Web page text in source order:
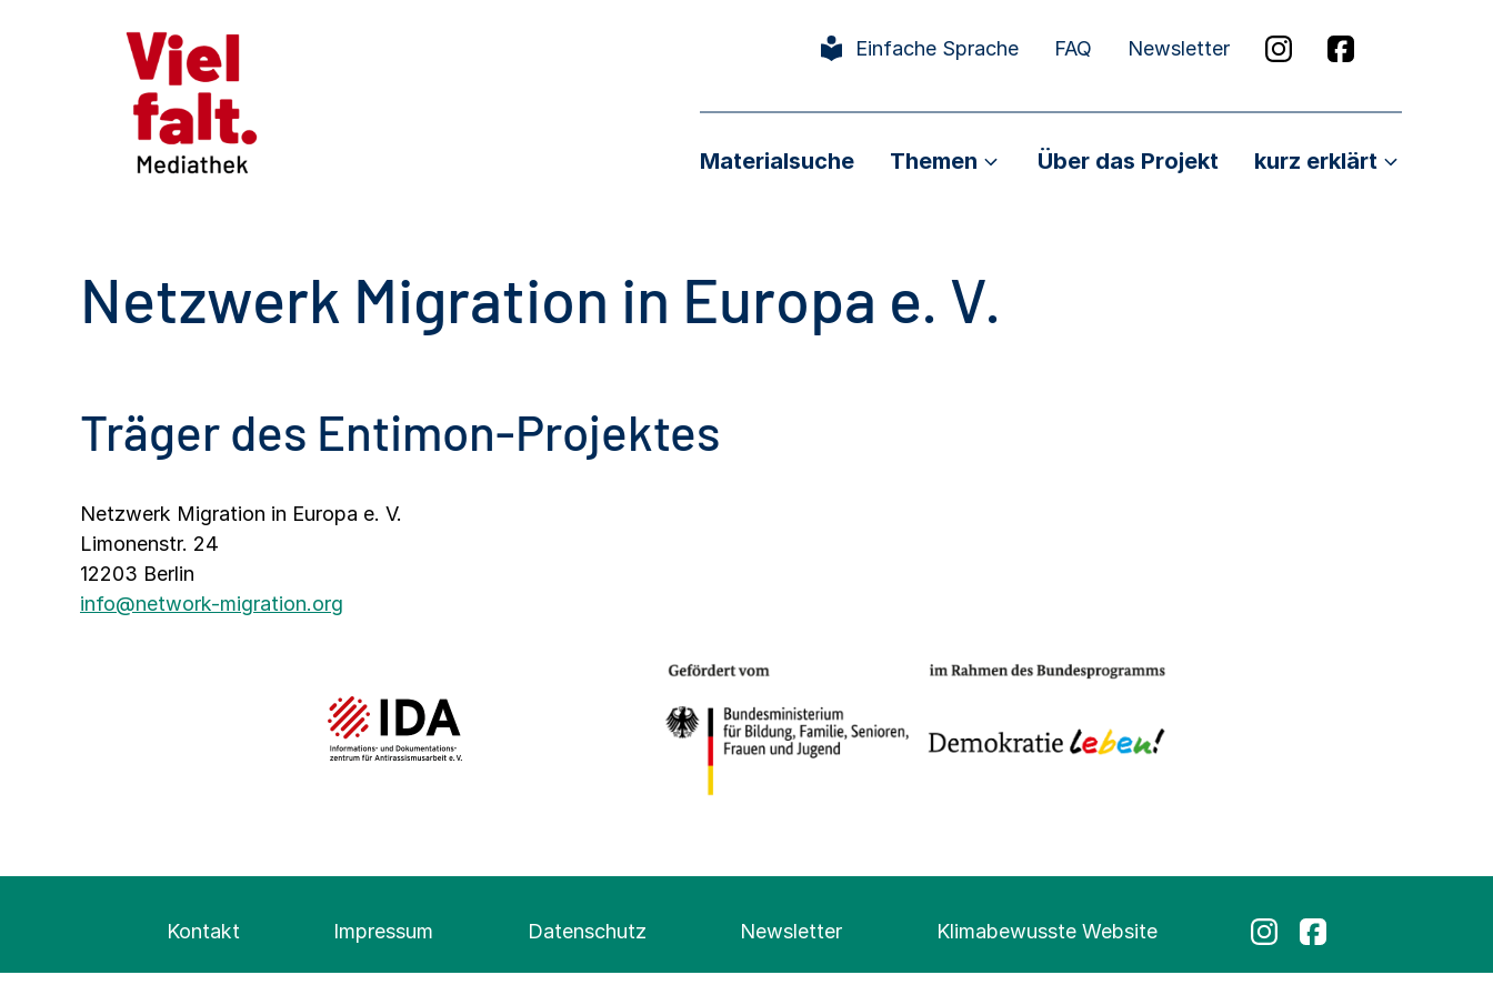
Einfache Sprache FAQ Newsletter
Materialsuche Themen Über das Projekt kurz erklärt
Netzwerk Migration in Europa e. V.
Träger des Entimon-Projektes
Netzwerk Migration in Europa e. V.
Limonenstr. 24
12203 Berlin
info@network-migration.org
Kontakt Impressum Datenschutz Newsletter Klimabewusste Website